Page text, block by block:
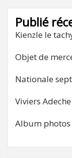
Publié
Kienzle le
Objet de
Nationale
Viviers
Album photos